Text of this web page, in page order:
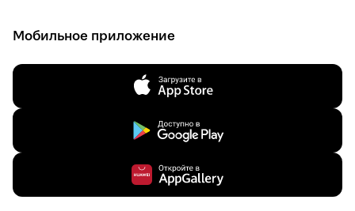
Мобильное приложение